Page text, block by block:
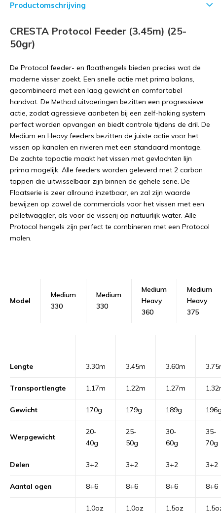
Productomschrijving
CRESTA Protocol Feeder (3.45m) (25-
50gr)
De Protocol feeder- en floathengels bieden precies wat de
moderne visser zoekt. Een snelle actie met prima balans,
gecombineerd met een laag gewicht en comfortabel
handvat. De Method uitvoeringen bezitten een progressieve
actie, zodat agressieve aanbeten bij een zelf-haking system
perfect worden opvangen en biedt controle tijdens de dril. De
Medium en Heavy feeders bezitten de juiste actie voor het
vissen op kanalen en rivieren met een standaard montage.
De zachte topactie maakt het vissen met gevlochten lijn
prima mogelijk. Alle feeders worden geleverd met 2 carbon
toppen die uitwisselbaar zijn binnen de gehele serie. De
Floatserie is zeer allround inzetbaar, en zal zijn waarde
bewijzen op zowel de commercials voor het vissen met een
pelletwaggler, als voor de visserij op natuurlijk water. Alle
Protocol hengels zijn perfect te combineren met een Protocol
molen.
Model
Medium
330
Medium
330
Medium
Heavy
360
Medium
Heavy
375
Lengte 3.30m 3.45m 3.60m
Transportlengte 1.17m 1.22m 1.27m
Gewicht 170g 179g 189g
Werpgewicht
20-
40g
25-
50g
30-
60g
35-
70g
Delen 3+2 3+2 3+2 3+2
Aantal ogen 8+6 8+6 8+6 8+6
1.0oz 1.0oz 1.5oz